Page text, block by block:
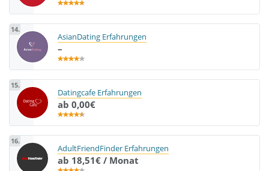
14.
AsianDating Erfahrungen
–
15.
Datingcafe Erfahrungen
ab 0,00€
16.
AdultFriendFinder Erfahrungen
ab 18,51€ / Monat